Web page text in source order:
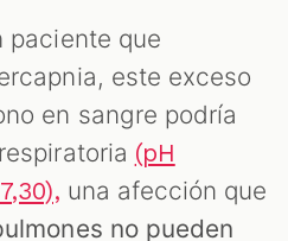
paciente que
este exceso
en sangre podría
(pH
una afección que
no pueden